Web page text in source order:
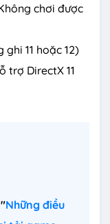
chơi được
11 hoặc 12)
trợ DirectX 11
Những điều